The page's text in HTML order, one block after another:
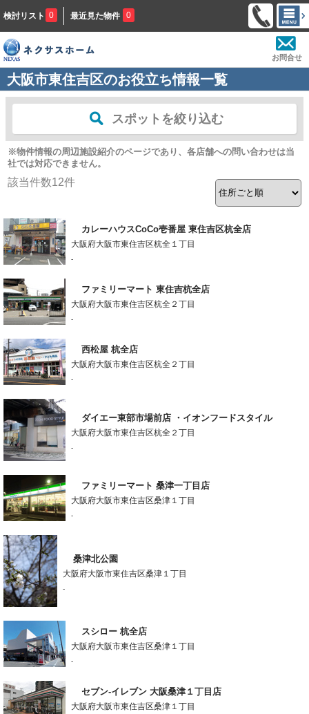
検討リスト 0 最近見た物件 0
お問合せ
大阪市東住吉区のお役立ち情報一覧
スポットを絞り込む
※物件情報の周辺施設紹介のページであり、各店舗への問い合わせは当
社では対応できません。
該当件数12件
カレーハウスCoCo壱番屋 東住吉区杭全店
大阪府大阪市東住吉区杭全１丁目
-
ファミリーマート 東住吉杭全店
大阪府大阪市東住吉区杭全２丁目
-
西松屋 杭全店
大阪府大阪市東住吉区杭全２丁目
-
ダイエー東部市場前店 ・イオンフードスタイル
大阪府大阪市東住吉区杭全２丁目
-
ファミリーマート 桑津一丁目店
大阪府大阪市東住吉区桑津１丁目
-
桑津北公園
大阪府大阪市東住吉区桑津１丁目
-
スシロー 杭全店
大阪府大阪市東住吉区桑津１丁目
-
セブン-イレブン 大阪桑津１丁目店
大阪府大阪市東住吉区桑津１丁目